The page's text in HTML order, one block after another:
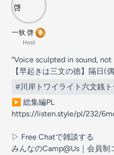
一狄 啓
Host
“Voice sculpted in sound,
【早起きは三文の徳】隔日(
#川岸トワイライト六文銭ト
▶︎ 総集編PL
https://listen.style/pl/232/
▷ Free Chatで雑談する
みんなのCamp@Us｜会員制